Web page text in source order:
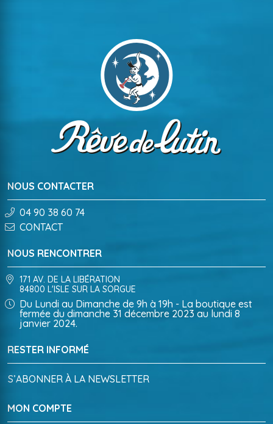
NOUS CONTACTER
04 90 38 60 74
CONTACT
RESTER INFORMÉ
S’ABONNER À LA NEWSLETTER
MON COMPTE
NOUS RENCONTRER
171 AV. DE LA LIBÉRATION
84800 L'ISLE SUR LA SORGUE
Du Lundi au Dimanche de 9h à 19h - La boutique est
fermée du dimanche 31 décembre 2023 au lundi 8
janvier 2024.